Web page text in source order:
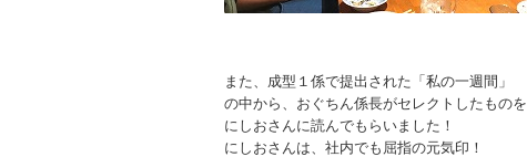
また、成型１係で提出された「私の一週間」
の中から、おぐちん係長がセレクトしたものを
にしおさんに読んでもらいました！
にしおさんは、社内でも屈指の元気印！